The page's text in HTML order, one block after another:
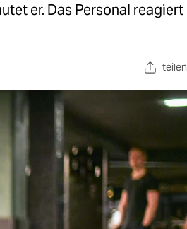
er. Das Personal reagiert
teilen